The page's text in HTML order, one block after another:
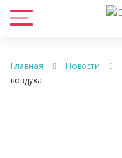
Главная Новости
воздуха